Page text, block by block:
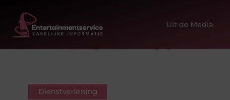
Uit de Media
Dienstverlening